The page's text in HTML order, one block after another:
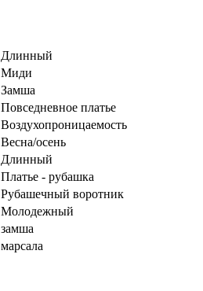
Длинный
Миди
Замша
Повседневное платье
Воздухопроницаемость
Весна/осень
Длинный
Платье - рубашка
Рубашечный воротник
Молодежный
замша
марсала